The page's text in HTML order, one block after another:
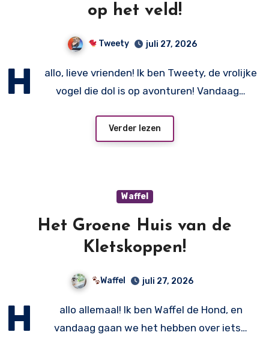
op het veld!
Tweety juli 27, 2026
H
allo, lieve vrienden! Ik ben Tweety, de vrolijke
vogel die dol is op avonturen! Vandaag…
Verder lezen
Waffel
Het Groene Huis van de
Kletskoppen!
Waffel juli 27, 2026
H
allo allemaal! Ik ben Waffel de Hond, en
vandaag gaan we het hebben over iets…